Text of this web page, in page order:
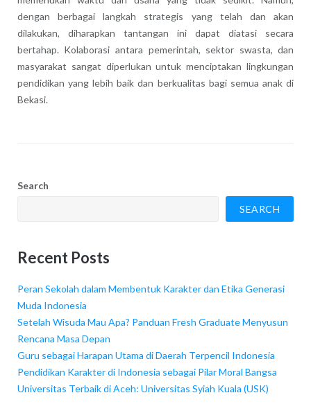
dengan berbagai langkah strategis yang telah dan akan
dilakukan, diharapkan tantangan ini dapat diatasi secara
bertahap. Kolaborasi antara pemerintah, sektor swasta, dan
masyarakat sangat diperlukan untuk menciptakan lingkungan
pendidikan yang lebih baik dan berkualitas bagi semua anak di
Bekasi.
Search
SEARCH
Recent Posts
Peran Sekolah dalam Membentuk Karakter dan Etika Generasi
Muda Indonesia
Setelah Wisuda Mau Apa? Panduan Fresh Graduate Menyusun
Rencana Masa Depan
Guru sebagai Harapan Utama di Daerah Terpencil Indonesia
Pendidikan Karakter di Indonesia sebagai Pilar Moral Bangsa
Universitas Terbaik di Aceh: Universitas Syiah Kuala (USK)